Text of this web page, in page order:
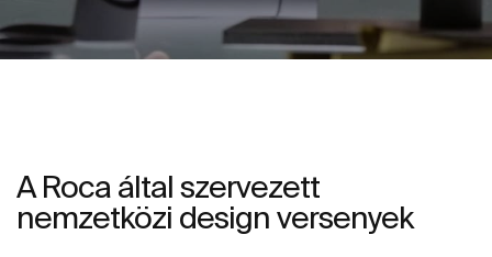
A Roca által szervezett
nemzetközi design versenyek